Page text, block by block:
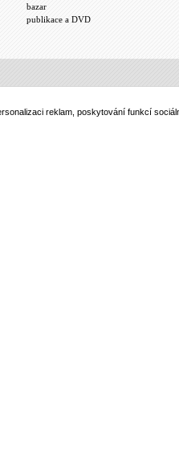
bazar
publikace a DVD
reklam, poskytování funkcí